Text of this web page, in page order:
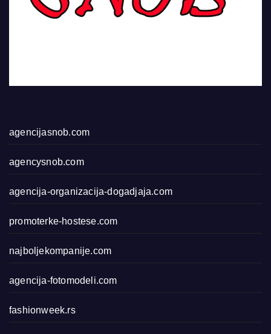
agencijasnob.com
agencysnob.com
agencija-organizacija-dogadjaja.com
promoterke-hostese.com
najboljekompanije.com
agencija-fotomodeli.com
fashionweek.rs